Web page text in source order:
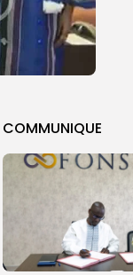
COMMUNIQUE